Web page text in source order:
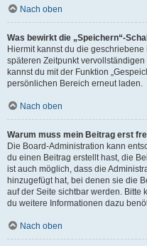
Nach oben
Was bewirkt die „Speichern“-
Hiermit kannst du die
späteren Zeitpunkt
kannst du mit der Funktion
persönlichen Bereich erneut laden.
Nach oben
Warum muss mein Beitrag erst
Die Board-Administration kann
du einen Beitrag erstellt hast, die
ist auch möglich, dass die
hinzugefügt hat, bei denen sie die
auf der Seite sichtbar werden. Bitte
du weitere Informationen dazu
Nach oben